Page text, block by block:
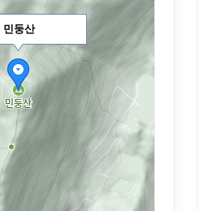
민둥산